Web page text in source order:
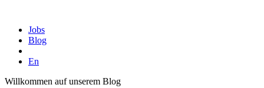
Jobs
Blog
En
Willkommen auf unserem Blog